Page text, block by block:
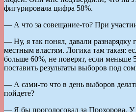
фигурировала цифра 58%.
— А что за совещание-то? При
— Ну, я так понял, давали разнарядку
местным властям. Логика там такая:
больше 60%, не поверят, если
поставить результаты выборов под
— А сами-то что в день выборов
пойдете?
— Я бы проголосовал за Прохорова. У